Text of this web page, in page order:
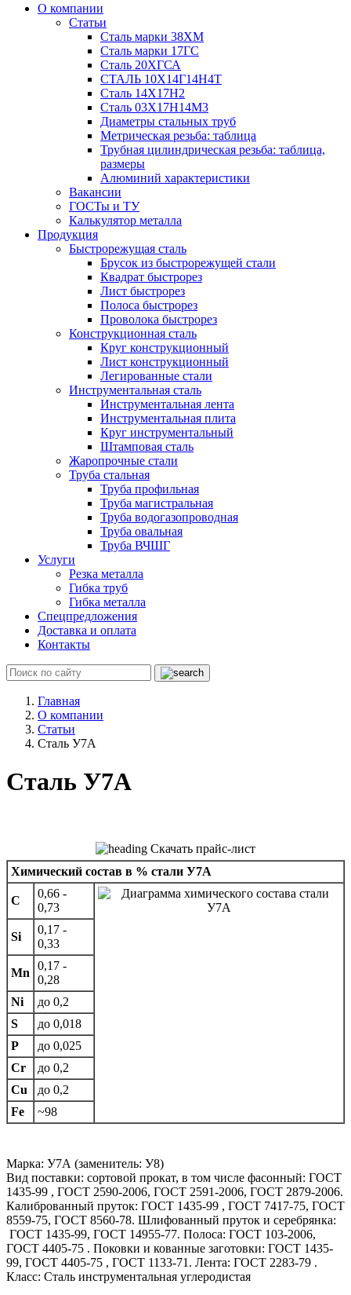
О компании
Статьи
Сталь марки 38ХМ
Сталь марки 17ГС
Сталь 20ХГСА
СТАЛЬ 10Х14Г14Н4Т
Сталь 14Х17Н2
Сталь 03Х17Н14М3
Диаметры стальных труб
Метрическая резьба: таблица
Трубная цилиндрическая резьба: таблица,
размеры
Алюминий характеристики
Вакансии
ГОСТы и ТУ
Калькулятор металла
Продукция
Быстрорежущая сталь
Брусок из быстрорежущей стали
Квадрат быстрорез
Лист быстрорез
Полоса быстрорез
Проволока быстрорез
Конструкционная сталь
Круг конструкционный
Лист конструкционный
Легированные стали
Инструментальная сталь
Инструментальная лента
Инструментальная плита
Круг инструментальный
Штамповая сталь
Жаропрочные стали
Труба стальная
Труба профильная
Труба магистральная
Труба водогазопроводная
Труба овальная
Труба ВЧШГ
Услуги
Резка металла
Гибка труб
Гибка металла
Спецпредложения
Доставка и оплата
Контакты
Главная
О компании
Статьи
Сталь У7А
Сталь У7А
Скачать прайс-лист
Химический состав в % стали У7А
C
0,66 -
0,73
Si
0,17 -
0,33
Mn
0,17 -
0,28
Ni
до 0,2
S
до 0,018
P
до 0,025
Cr
до 0,2
Cu
до 0,2
Fe
~98
Марка: У7А (заменитель: У8)
Вид поставки: сортовой прокат, в том числе фасонный: ГОСТ
1435-99 , ГОСТ 2590-2006, ГОСТ 2591-2006, ГОСТ 2879-2006.
Калиброванный пруток: ГОСТ 1435-99 , ГОСТ 7417-75, ГОСТ
8559-75, ГОСТ 8560-78. Шлифованный пруток и серебрянка:
ГОСТ 1435-99, ГОСТ 14955-77. Полоса: ГОСТ 103-2006,
ГОСТ 4405-75 . Поковки и кованные заготовки: ГОСТ 1435-
99, ГОСТ 4405-75 , ГОСТ 1133-71. Лента: ГОСТ 2283-79 .
Класс: Сталь инструментальная углеродистая